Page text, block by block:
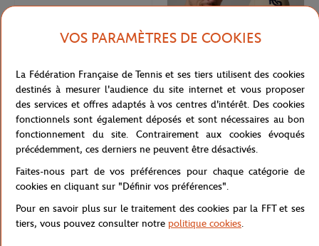
ROLAND GARROS 32,00 €
Casquette Logo monochrome
Roland-Garros - Terre battue
ROLAND GARROS 35,00 €
Casquette Heritage Roland-Garros -
Beige
NOUVEAU NOUVEAU
VOS PARAMÈTRES DE COOKIES
La Fédération Française de Tennis et ses tiers utilisent des cookies
destinés à mesurer l'audience du site internet et vous proposer
des services et offres adaptés à vos centres d'intérêt. Des cookies
fonctionnels sont également déposés et sont nécessaires au bon
fonctionnement du site. Contrairement aux cookies évoqués
précédemment, ces derniers ne peuvent être désactivés.
Faites-nous part de vos préférences pour chaque catégorie de
cookies en cliquant sur "Définir vos préférences".
Pour en savoir plus sur le traitement des cookies par la FFT et ses
tiers, vous pouvez consulter notre politique cookies.